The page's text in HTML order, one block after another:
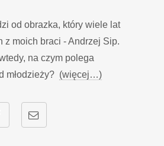
od obrazka, który wiele lat
z moich braci - Andrzej Sip.
na czym polega
młodzieży? (więcej…)